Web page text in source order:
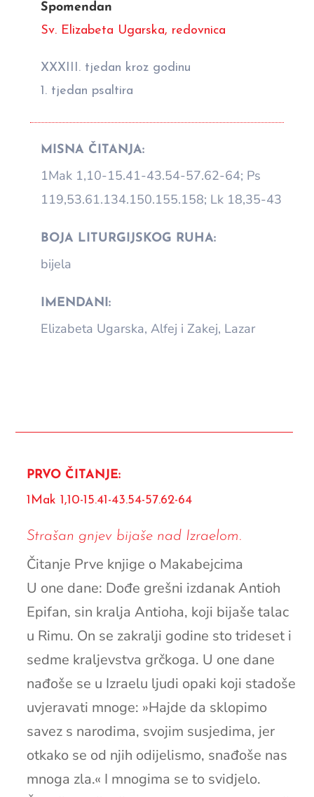
Spomendan
Sv. Elizabeta Ugarska, redovnica
XXXIII. tjedan kroz godinu
1. tjedan psaltira
MISNA ČITANJA:
1Mak 1,10-15.41-43.54-57.62-64; Ps
119,53.61.134.150.155.158; Lk 18,35-43
BOJA LITURGIJSKOG RUHA:
bijela
IMENDANI:
Elizabeta Ugarska, Alfej i Zakej, Lazar
PRVO ČITANJE:
1Mak 1,10-15.41-43.54-57.62-64
Strašan gnjev bijaše nad Izraelom.
Čitanje Prve knjige o Makabejcima
U one dane: Dođe grešni izdanak Antioh
Epifan, sin kralja Antioha, koji bijaše talac
u Rimu. On se zakralji godine sto trideset i
sedme kraljevstva grčkoga. U one dane
nađoše se u Izraelu ljudi opaki koji stadoše
uvjeravati mnoge: »Hajde da sklopimo
savez s narodima, svojim susjedima, jer
otkako se od njih odijelismo, snađoše nas
mnoga zla.« I mnogima se to svidjelo.